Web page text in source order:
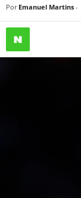
Por Emanuel Martins -